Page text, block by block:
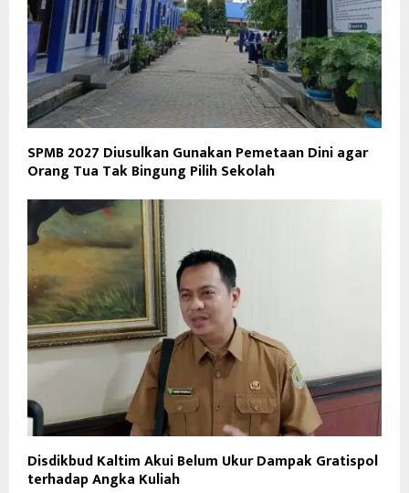
SPMB 2027 Diusulkan Gunakan Pemetaan Dini agar
Orang Tua Tak Bingung Pilih Sekolah
Disdikbud Kaltim Akui Belum Ukur Dampak Gratispol
terhadap Angka Kuliah